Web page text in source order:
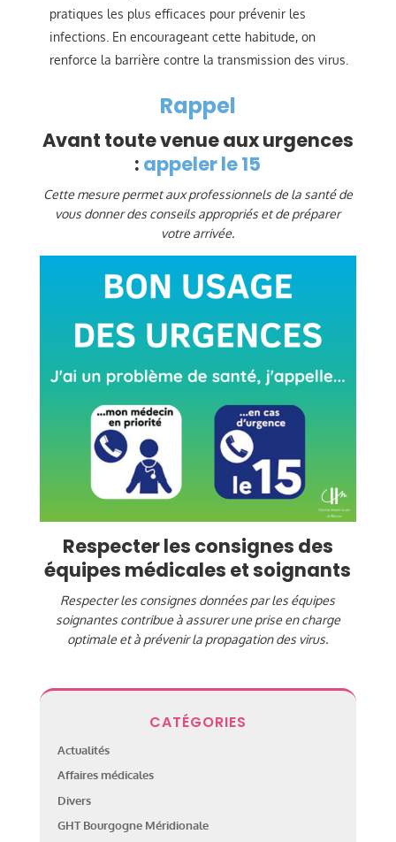
pratiques les plus efficaces pour prévenir les
infections. En encourageant cette habitude, on
renforce la barrière contre la transmission des virus.
Rappel
Avant toute venue aux urgences
: appeler le 15
Cette mesure permet aux professionnels de la santé de
vous donner des conseils appropriés et de préparer
votre arrivée.
Respecter les consignes des
équipes médicales et soignants
Respecter les consignes données par les équipes
soignantes contribue à assurer une prise en charge
optimale et à prévenir la propagation des virus.
CATÉGORIES
Actualités
Affaires médicales
Divers
GHT Bourgogne Méridionale